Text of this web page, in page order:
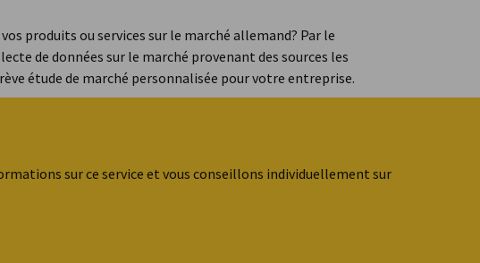
produits ou services sur le marché allemand? Par le
de données sur le marché provenant des sources les
étude de marché personnalisée pour votre entreprise.
sur ce service et vous conseillons individuellement sur